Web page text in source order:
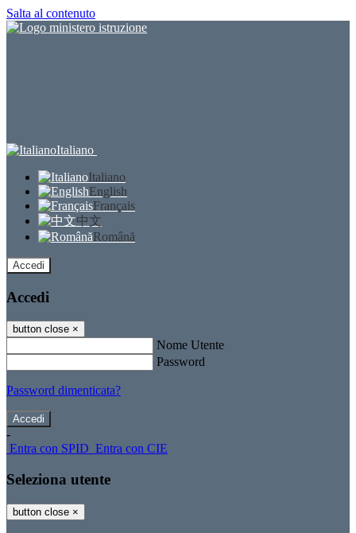
Salta al contenuto
Italiano
Italiano
English
Français
中文
Română
Accedi
Accedi
button close ×
Nome Utente
Password
Password dimenticata?
-
Entra con SPID Entra con CIE
Seleziona utente
button close ×